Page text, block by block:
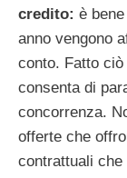
credito: è
anno vengono
conto. Fatto
consenta di
concorrenza.
offerte che
contrattuali che